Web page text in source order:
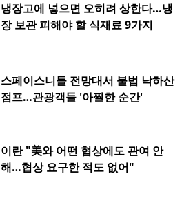
냉장고에 넣으면 오히려 상한다…냉
장 보관 피해야 할 식재료 9가지
스페이스니들 전망대서 불법 낙하산
점프…관광객들 '아찔한 순간'
이란 "美와 어떤 협상에도 관여 안
해…협상 요구한 적도 없어"